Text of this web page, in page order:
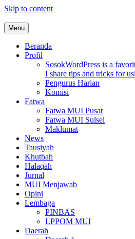
Skip to content
MUI Sulawesi Selatan
Khadimul Ummah wa Shadiqul
Menu
Beranda
Profil
SosokWordPress is a
I share tips and tricks for
Pengurus Harian
Komisi
Fatwa
Fatwa MUI Pusat
Fatwa MUI Sulsel
Maklumat
News
Tausiyah
Khutbah
Halaqah
Jurnal
MUI Menjawab
Opini
Lembaga
PINBAS
LPPOM MUI
Daerah